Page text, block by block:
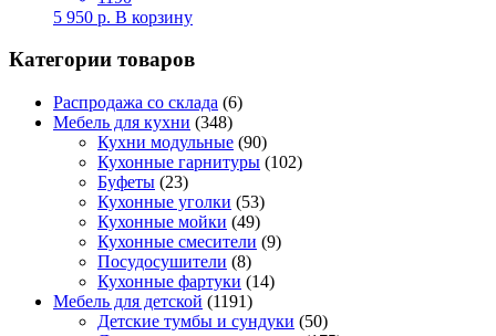
5 950 р. В корзину
Категории товаров
Распродажа со склада (6)
Мебель для кухни (348)
Кухни модульные (90)
Кухонные гарнитуры (102)
Буфеты (23)
Кухонные уголки (53)
Кухонные мойки (49)
Кухонные смесители (9)
Посудосушители (8)
Кухонные фартуки (14)
Мебель для детской (1191)
Детские тумбы и сундуки (50)